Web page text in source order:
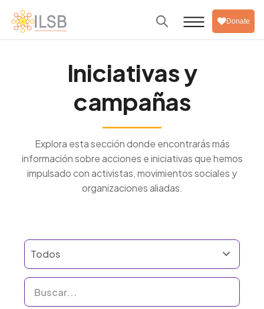
Donate
Iniciativas y
campañas
Explora esta sección donde encontrarás más
información sobre acciones e iniciativas que hemos
impulsado con activistas, movimientos sociales y
organizaciones aliadas.
Todos